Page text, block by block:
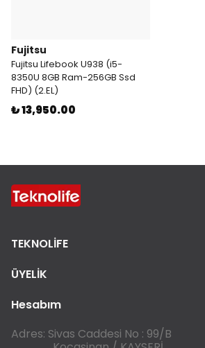
Fujitsu
Fujitsu Lifebook U938 (i5-
8350U 8GB Ram-256GB Ssd
FHD) (2.EL)
₺ 13,950.00
TEKNOLİFE
ÜYELİK
Hesabım
Adres: Sivas Caddesi No : 99/B